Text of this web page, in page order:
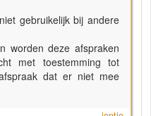
gebruikelijk bij andere
worden deze afspraken
met toestemming tot
dat er niet mee